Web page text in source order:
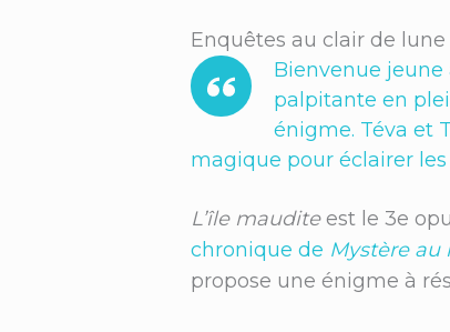
Enquêtes au clair de lune
Bienvenue
palpitante en
énigme. Téva et
magique pour éclairer
L’île mauditeest le 3e
chronique de Mystère au
propose une énigme à